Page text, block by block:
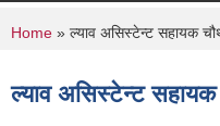
You are here
Home » ल्याव असिस्टेन्ट सहायक
ल्याव असिस्टेन्ट सहायक